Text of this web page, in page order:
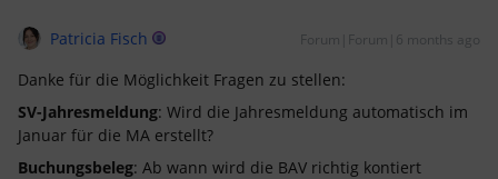
Patricia Fisch Forum|Forum|6 months ago
Danke für die Möglichkeit Fragen zu stellen:
SV-Jahresmeldung: Wird die Jahresmeldung automatisch im
Januar für die MA erstellt?
Buchungsbeleg: Ab wann wird die BAV richtig kontiert